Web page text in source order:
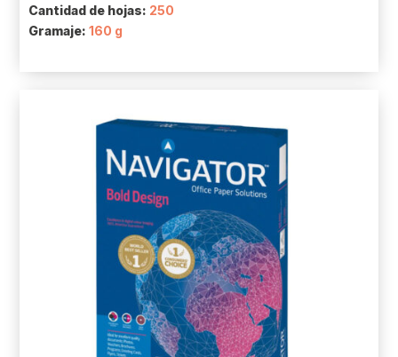
Cantidad de hojas: 250
Gramaje:160 g